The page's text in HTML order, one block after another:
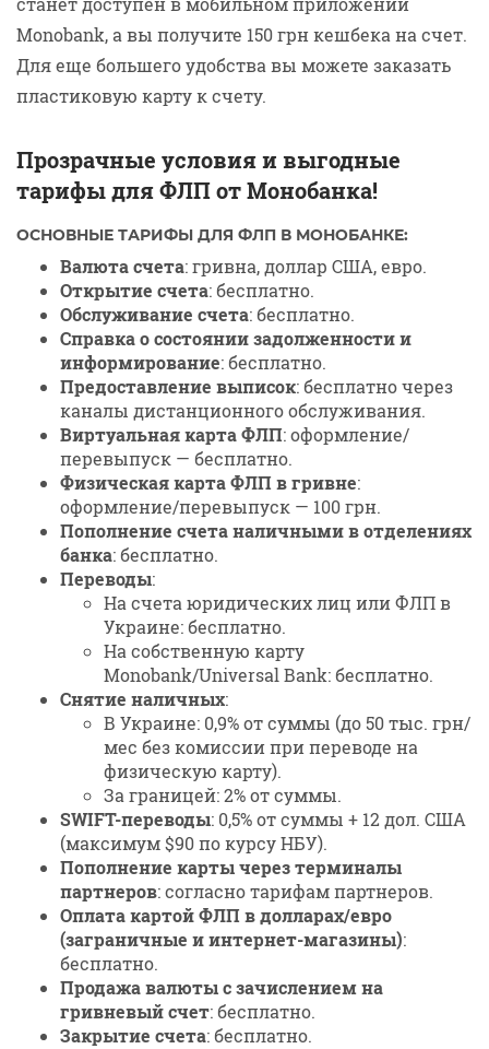
Monobank, а вы получите 150 грн кешбека на счет.
Для еще большего удобства вы можете заказать
пластиковую карту к счету.
Прозрачные условия и выгодные
тарифы для ФЛП от Монобанка!
ОСНОВНЫЕ ТАРИФЫ ДЛЯ ФЛП В МОНОБАНКЕ:
Валюта счета: гривна, доллар США, евро.
Открытие счета: бесплатно.
Обслуживание счета: бесплатно.
Справка о состоянии задолженности и
информирование: бесплатно.
Предоставление выписок: бесплатно через
каналы дистанционного обслуживания.
Виртуальная карта ФЛП: оформление/
перевыпуск — бесплатно.
Физическая карта ФЛП в гривне:
оформление/перевыпуск — 100 грн.
Пополнение счета наличными в отделениях
банка: бесплатно.
Переводы:
На счета юридических лиц или ФЛП в
Украине: бесплатно.
На собственную карту
Monobank/Universal Bank: бесплатно.
Снятие наличных:
В Украине: 0,9% от суммы (до 50 тыс. грн/
мес без комиссии при переводе на
физическую карту).
За границей: 2% от суммы.
SWIFT-переводы: 0,5% от суммы + 12 дол. США
(максимум $90 по курсу НБУ).
Пополнение карты через терминалы
партнеров: согласно тарифам партнеров.
Оплата картой ФЛП в долларах/евро
(заграничные и интернет-магазины):
бесплатно.
Продажа валюты с зачислением на
гривневый счет: бесплатно.
Закрытие счета: бесплатно.